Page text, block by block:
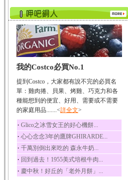
酸、迷迭香酸、植物...
咖啡
咖啡中的咖啡因會刺激
中樞神經系統，特別...
椰子
椰子含有糖類、脂肪、
荔枝
荔枝性質溫和所含的營
養素有醣類、檸檬酸...
五味子
五味子性質溫熱所含營
養成分有揮發油、檸...
草魚
草魚含有維生素A、維生
素C、及豐富的蛋白...
我的Costco必買No.1
提到Costco，大家都有說不完的必買名
單：雞肉捲、貝果、烤雞、巧克力和各
種能想到的便宜、好用、需要或不需要
的家庭用品.......<詳全文>
‧ Glico之冰雪女王的好心機餅...
‧ 心心念念3年的鷹牌GHIRARDE...
‧ 千萬別倒出來吃的 森永牛奶...
‧ 回到過去！1955美式培根牛肉...
‧ 慶中秋！好丘的「老外月餅」...